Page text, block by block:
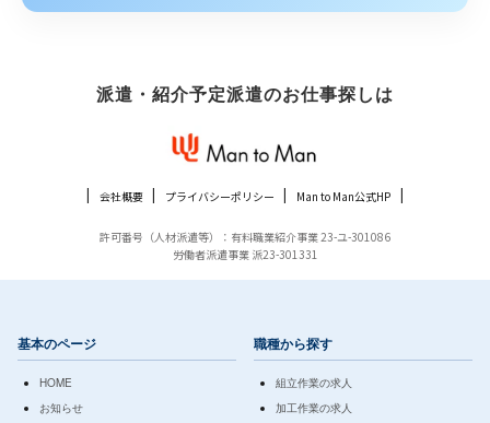
派遣・紹介予定派遣のお仕事探しは
会社概要 プライバシーポリシー Man to Man公式HP
許可番号（人材派遣等）：有料職業紹介事業 23-ユ-301086
労働者派遣事業 派23-301331
基本のページ
HOME
お知らせ
職種から探す
組立作業の求人
加工作業の求人